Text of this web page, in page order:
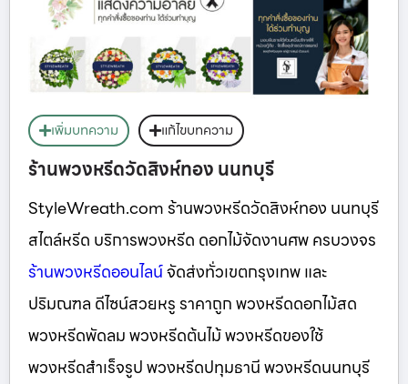
เพิ่มบทความ แก้ไขบทความ
ร้านพวงหรีดวัดสิงห์ทอง นนทบุรี
StyleWreath.com ร้านพวงหรีดวัดสิงห์ทอง นนทบุรี
สไตล์หรีด บริการพวงหรีด ดอกไม้จัดงานศพ ครบวงจร
ร้านพวงหรีดออนไลน์จัดส่งทั่วเขตกรุงเทพ และ
ปริมณฑล ดีไซน์สวยหรู ราคาถูก พวงหรีดดอกไม้สด
พวงหรีดพัดลม พวงหรีดต้นไม้ พวงหรีดของใช้
พวงหรีดสำเร็จรูป พวงหรีดปทุมธานี พวงหรีดนนทบุรี